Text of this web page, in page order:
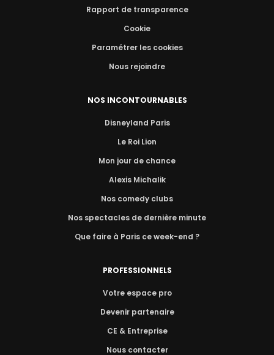
Rapport de transparence
Cookie
Paramétrer les cookies
Nous rejoindre
NOS INCONTOURNABLES
Disneyland Paris
Le Roi Lion
Mon jour de chance
Alexis Michalik
Nos comedy clubs
Nos spectacles de dernière minute
Que faire à Paris ce week-end ?
PROFESSIONNELS
Votre espace pro
Devenir partenaire
CE & Entreprise
Nous contacter